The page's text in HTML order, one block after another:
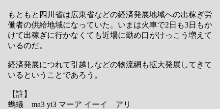
もともと四川省は広東省などの経済発展地域への出稼ぎ労
働者の供給地域になっていた。いまは火車で2日も3日もか
けて出稼ぎに行かなくても近場に勤め口がけっこう増えて
いるのだ。
経済発展につれて引越しなどの物流網も拡大発展してきて
いるということであろう。
【註】
螞蟻 ma3 yi3 マーア イーイ アリ